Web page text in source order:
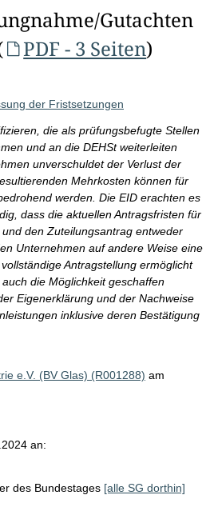
Gutachten
PDF - 3 Seiten)
der Fristsetzungen
die als prüfungsbefugte Stellen
und an die DEHSt weiterleiten
unverschuldet der Verlust der
Mehrkosten können für
werden. Die EID erachten es
dass die aktuellen Antragsfristen für
den Zuteilungsantrag entweder
Unternehmen auf andere Weise eine
Antragstellung ermöglicht
die Möglichkeit geschaffen
Eigenerklärung und der Nachweise
inklusive deren Bestätigung
e.V. (BV Glas) (R001288) am
an:
des Bundestages [alle SG dorthin]